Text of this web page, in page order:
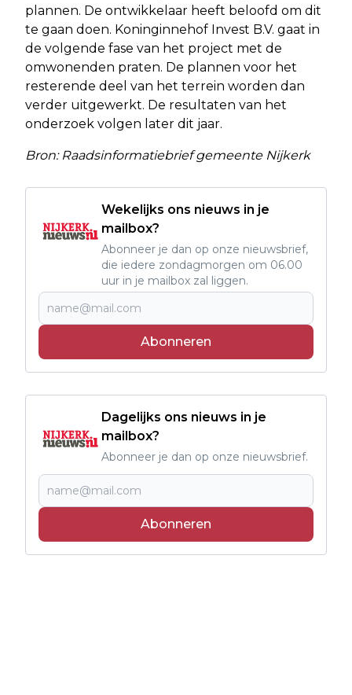
plannen. De ontwikkelaar heeft beloofd om dit
te gaan doen. Koninginnehof Invest B.V. gaat in
de volgende fase van het project met de
omwonenden praten. De plannen voor het
resterende deel van het terrein worden dan
verder uitgewerkt. De resultaten van het
onderzoek volgen later dit jaar.
Bron: Raadsinformatiebrief gemeente Nijkerk
Wekelijks ons nieuws in je
mailbox?
Abonneer je dan op onze nieuwsbrief,
die iedere zondagmorgen om 06.00
uur in je mailbox zal liggen.
Abonneren
Dagelijks ons nieuws in je
mailbox?
Abonneer je dan op onze nieuwsbrief.
Abonneren